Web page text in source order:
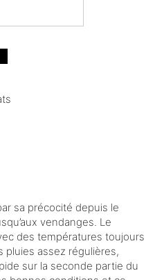
sa précocité depuis le
vendanges. Le
des températures toujours
pluies assez régulières,
sur la seconde partie du